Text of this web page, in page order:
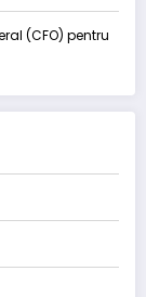
(CFO) pentru